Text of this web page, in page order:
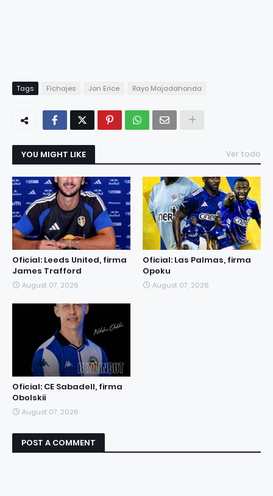
Tags Fichajes Jon Erice Rayo Majadahonda
YOU MIGHT LIKE Ver todo
Oficial: Leeds United, firma
James Trafford
August 07, 2026
Oficial: Las Palmas, firma
Opoku
August 07, 2026
Oficial: CE Sabadell, firma
Obolskii
August 07, 2026
POST A COMMENT